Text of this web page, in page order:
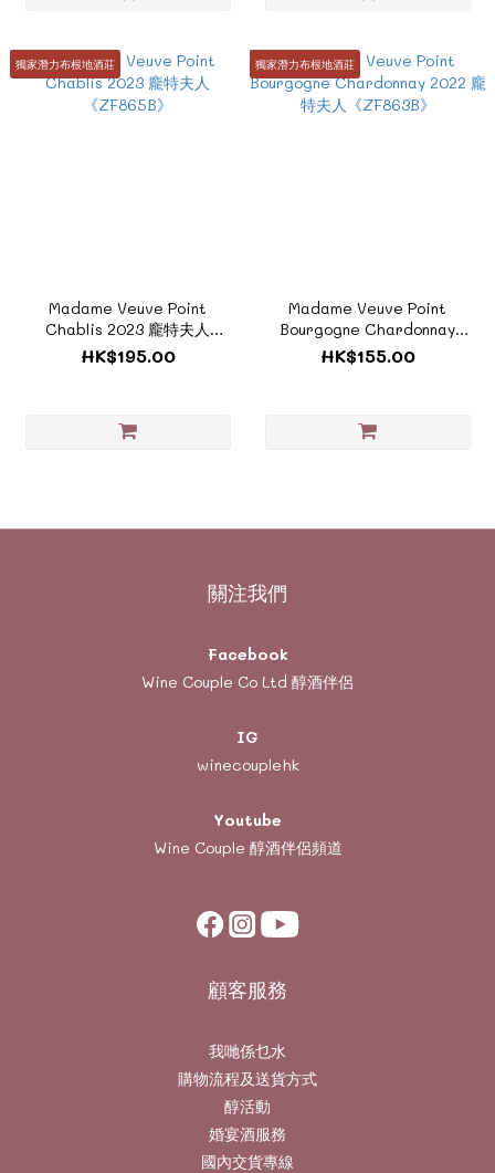
獨家潛力布根地酒莊
Madame Veuve Point
Chablis 2023 龐特夫人
《ZF865B》
HK$195.00
獨家潛力布根地酒莊
Madame Veuve Point
Bourgogne Chardonnay
2022 龐特夫人《ZF863B》
HK$155.00
關注我們
Facebook
Wine Couple Co Ltd 醇酒伴侶
IG
winecouplehk
Youtube
Wine Couple 醇酒伴侶頻道
顧客服務
我哋係乜水
購物流程及送貨方式
醇活動
婚宴酒服務
國內交貨專線